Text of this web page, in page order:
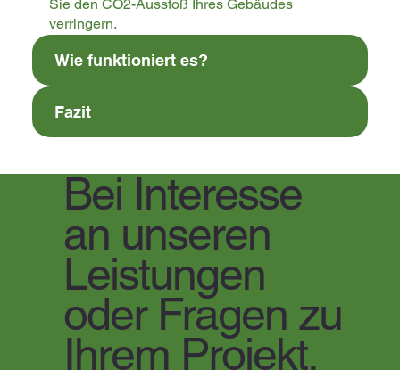
Sie den CO2-Ausstoß Ihres Gebäudes
verringern.
Wie funktioniert es?
Fazit
Bei Interesse
an unseren
Leistungen
oder Fragen zu
Ihrem Projekt,